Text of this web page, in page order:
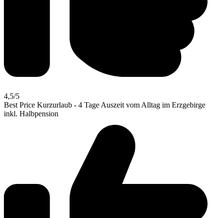
4,5/5
Best Price Kurzurlaub - 4 Tage Auszeit vom Alltag im Erzgebirge
inkl. Halbpension